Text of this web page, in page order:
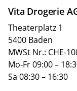
Vita Drogerie
Theaterplatz 1
5400 Baden
MWSt Nr.: CHE-
Mo-Fr 09:00 –
Sa 08:30 – 16:30